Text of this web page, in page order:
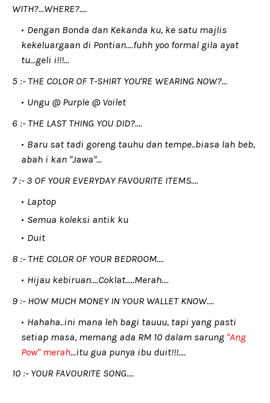
WITH?...WHERE?....
Dengan Bonda dan Kekanda ku, ke satu majlis
kekeluargaan di Pontian....fuhh yoo formal gila ayat
tu...geli i!!!...
5 :- THE COLOR OF T-SHIRT YOU'RE WEARING NOW?...
Ungu @ Purple @ Voilet
6 :- THE LAST THING YOU DID?....
Baru sat tadi goreng tauhu dan tempe..biasa lah beb,
abah i kan "Jawa"...
7 :- 3 OF YOUR EVERYDAY FAVOURITE ITEMS....
Laptop
Semua koleksi antik ku
Duit
8 :- THE COLOR OF YOUR BEDROOM....
Hijau kebiruan....Coklat.....Merah....
9 :- HOW MUCH MONEY IN YOUR WALLET KNOW....
Hahaha..ini mana leh bagi tauuu, tapi yang pasti
setiap masa, memang ada RM 10 dalam sarung "Ang
Pow" merah...itu gua punya ibu duit!!!....
10 :- YOUR FAVOURITE SONG....